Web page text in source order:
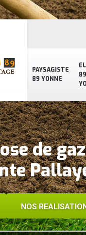
PAYSAGISTE
89 YONNE
89
de
NOS